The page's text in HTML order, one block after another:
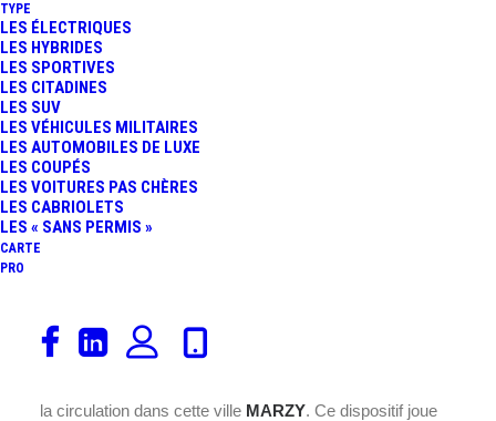
TYPE
LES ÉLECTRIQUES
LES HYBRIDES
LES SPORTIVES
LES CITADINES
LES SUV
LES VÉHICULES MILITAIRES
LES AUTOMOBILES DE LUXE
LES COUPÉS
LES VOITURES PAS CHÈRES
LES CABRIOLETS
LES « SANS PERMIS »
CARTE
PRO
Ce radar est installé sur la RD40,
au cœur de la commune de
Placé à cet endroit précis la
efficace de la vitesse des véhicules pour garantir la
la circulation dans cette ville MARZY. Ce dispositif joue